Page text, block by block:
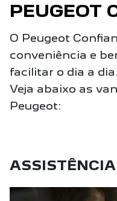
PEUGEOT
O Peugeot
conveniência e
facilitar o dia a dia.
Veja abaixo as
Peugeot: